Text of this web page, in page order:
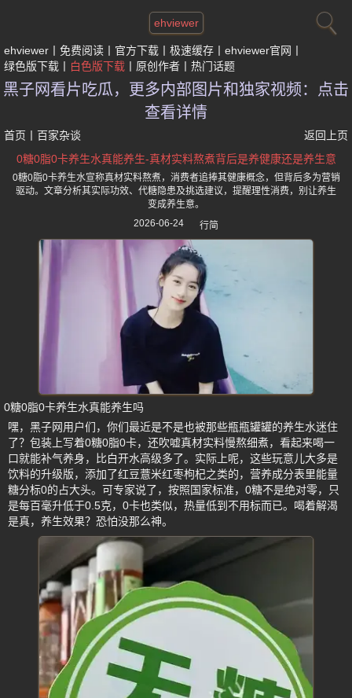
ehviewer
ehviewer 免费阅读 官方下载 极速缓存
ehviewer官网
绿色版下载
白色版下载 原创作者 热门话题
黑子网看片吃瓜，更多内部图片和独家视频：点击
查看详情
首页 百家杂谈
返回上页
0糖0脂0卡养生水真能养生-真材实料熬煮背后是养健康还是养生意
0糖0脂0卡养生水宣称真材实料熬煮，消费者追捧其健康概念，但背后多为营销
驱动。文章分析其实际功效、代糖隐患及挑选建议，提醒理性消费，别让养生
变成养生意。
2026-06-24
行简
0糖0脂0卡养生水真能养生吗
嘿，黑子网用户们，你们最近是不是也被那些瓶瓶罐罐的养生水迷住
了？包装上写着0糖0脂0卡，还吹嘘真材实料慢熬细煮，看起来喝一
口就能补气养身，比白开水高级多了。实际上呢，这些玩意儿大多是
饮料的升级版，添加了红豆薏米红枣枸杞之类的，营养成分表里能量
糖分标0的占大头。可专家说了，按照国家标准，0糖不是绝对零，只
是每百毫升低于0.5克，0卡也类似，热量低到不用标而已。喝着解渴
是真，养生效果？恐怕没那么神。